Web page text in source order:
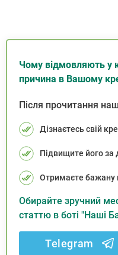
Чому відмовляють у
причина в Вашому
Після прочитання
Дізнаєтесь свій
Підвищите його за
Отримаєте бажану
Обирайте зручний
статтю в боті "Наші
Telegram